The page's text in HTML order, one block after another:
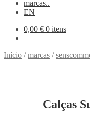
marcas..
EN
0,00 € 0 itens
Início /marcas /
Calças